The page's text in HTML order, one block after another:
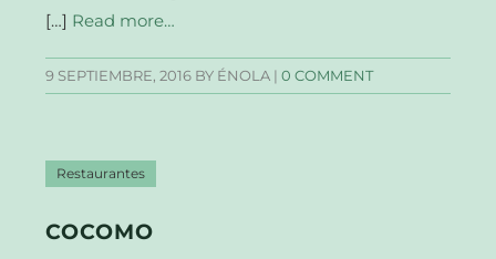
[…] Read more…
9 SEPTIEMBRE, 2016 BY ÉNOLA |0 COMMENT
Restaurantes
COCOMO